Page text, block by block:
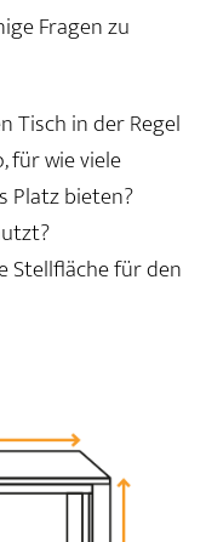
Fragen zu
Tisch in der Regel
für wie viele
Platz bieten?
Stellfläche für den